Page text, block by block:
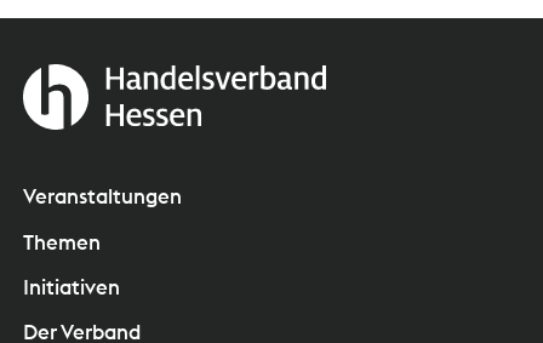
Veranstaltungen
Themen
Initiativen
Der Verband